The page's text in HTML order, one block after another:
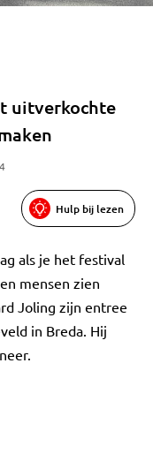
uitverkochte
Hulp bij lezen
als je het festival
mensen zien
Joling zijn entree
in Breda. Hij